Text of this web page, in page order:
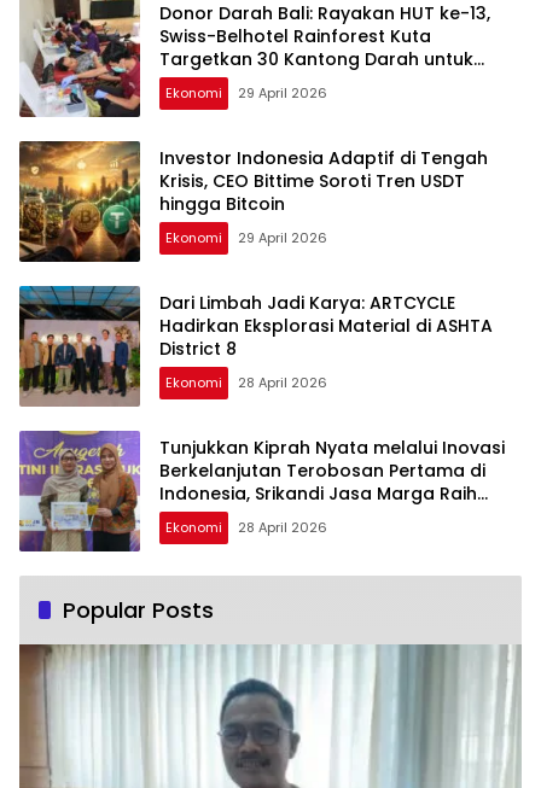
Donor Darah Bali: Rayakan HUT ke-13,
Swiss-Belhotel Rainforest Kuta
Targetkan 30 Kantong Darah untuk
Selamatkan Nyawa
Ekonomi 29 April 2026
Investor Indonesia Adaptif di Tengah
Krisis, CEO Bittime Soroti Tren USDT
hingga Bitcoin
Ekonomi 29 April 2026
Dari Limbah Jadi Karya: ARTCYCLE
Hadirkan Eksplorasi Material di ASHTA
District 8
Ekonomi 28 April 2026
Tunjukkan Kiprah Nyata melalui Inovasi
Berkelanjutan Terobosan Pertama di
Indonesia, Srikandi Jasa Marga Raih
Anugerah Kartini Infrastruktur 2026
Ekonomi 28 April 2026
Popular Posts